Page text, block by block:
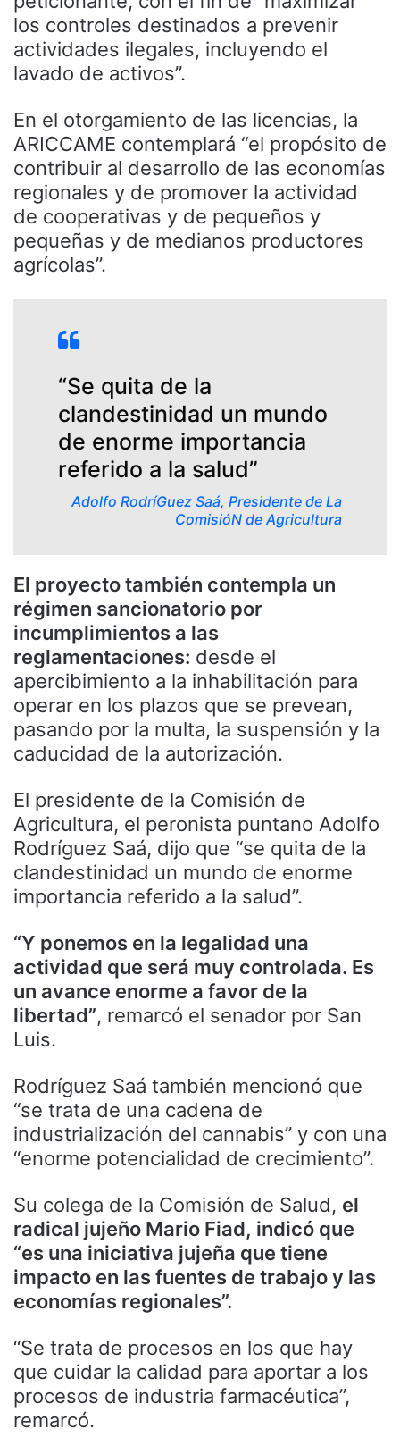
los controles destinados a prevenir
actividades ilegales, incluyendo el
lavado de activos”.
En el otorgamiento de las licencias, la
ARICCAME contemplará “el propósito de
contribuir al desarrollo de las economías
regionales y de promover la actividad
de cooperativas y de pequeños y
pequeñas y de medianos productores
agrícolas”.
“Se quita de la
clandestinidad un mundo
de enorme importancia
referido a la salud”
Adolfo RodríGuez Saá, Presidente de La
ComisióN de Agricultura
El proyecto también contempla un
régimen sancionatorio por
incumplimientos a las
reglamentaciones: desde el
apercibimiento a la inhabilitación para
operar en los plazos que se prevean,
pasando por la multa, la suspensión y la
caducidad de la autorización.
El presidente de la Comisión de
Agricultura, el peronista puntano Adolfo
Rodríguez Saá, dijo que “se quita de la
clandestinidad un mundo de enorme
importancia referido a la salud”.
“Y ponemos en la legalidad una
actividad que será muy controlada. Es
un avance enorme a favor de la
libertad”, remarcó el senador por San
Luis.
Rodríguez Saá también mencionó que
“se trata de una cadena de
industrialización del cannabis” y con una
“enorme potencialidad de crecimiento”.
Su colega de la Comisión de Salud, el
radical jujeño Mario Fiad, indicó que
“es una iniciativa jujeña que tiene
impacto en las fuentes de trabajo y las
economías regionales”.
“Se trata de procesos en los que hay
que cuidar la calidad para aportar a los
procesos de industria farmacéutica”,
remarcó.